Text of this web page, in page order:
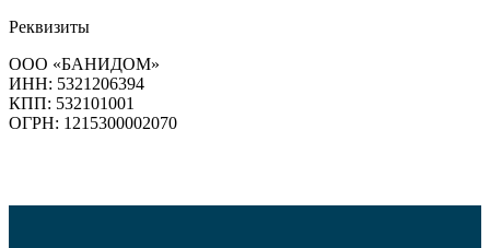
Реквизиты
ООО «БАНИДОМ»
ИНН: 5321206394
КПП: 532101001
ОГРН: 1215300002070